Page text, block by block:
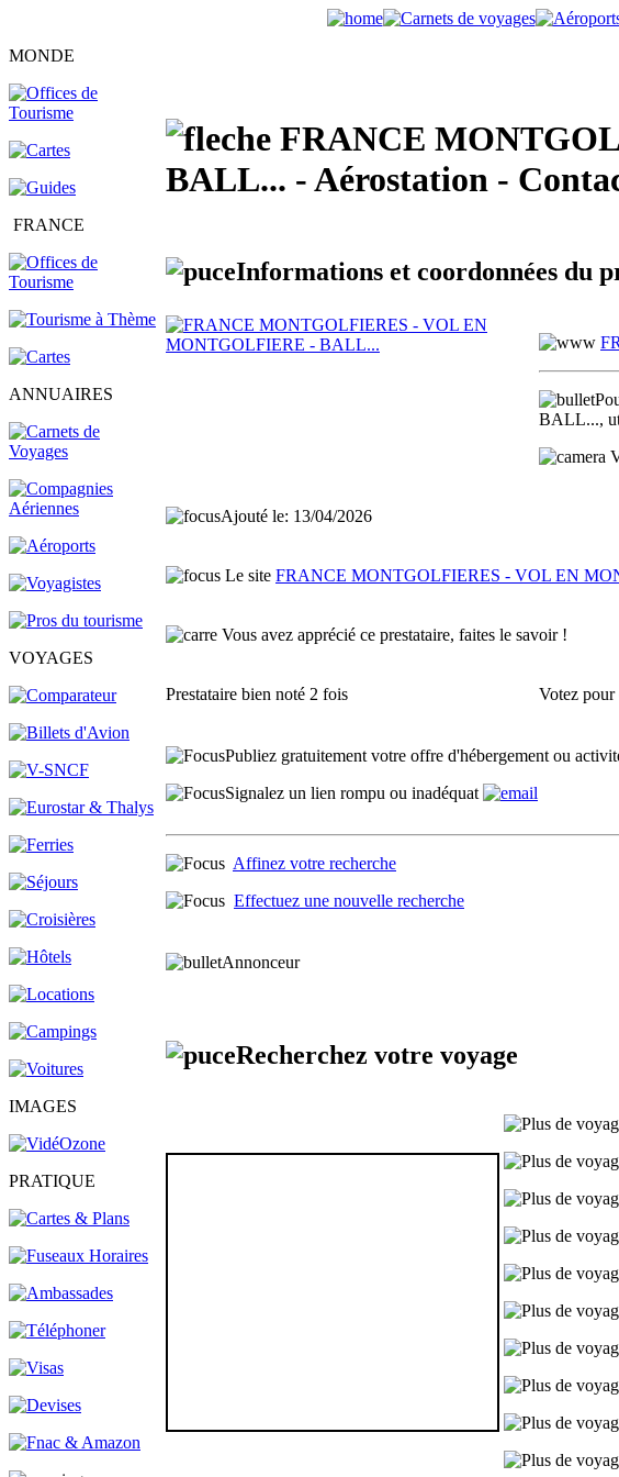
MONDE
FRANCE
ANNUAIRES
VOYAGES
IMAGES
PRATIQUE
FRANCE
BALL... - Aérostation -
Informations et coordonnées du
BALL...,
Ajouté le: 13/04/2026
Le site FRANCE MONTGOLFIERES - VOL EN
Vous avez apprécié ce prestataire, faites le savoir !
Prestataire bien noté 2 fois Votez pour
Publiez gratuitement votre offre d'hébergement ou
Signalez un lien rompu ou inadéquat
Affinez votre recherche
Effectuez une nouvelle recherche
Annonceur
Recherchez votre voyage